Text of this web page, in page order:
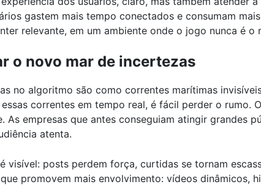
gastem mais tempo conectados e consumam
relevante, em um ambiente onde o jogo nunca é o
o novo mar de incertezas
no algoritmo são como correntes marítimas
correntes em tempo real, é fácil perder o rumo.
As empresas que antes conseguiam atingir grandes
atenta.
visível: posts perdem força, curtidas se tornam
promovem mais envolvimento: vídeos dinâmicos,